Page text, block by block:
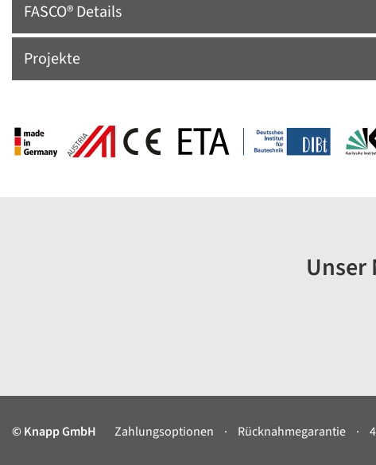
FASCO® Details
Projekte
© Knapp GmbH Zahlungsoptionen Rücknahmegarantie